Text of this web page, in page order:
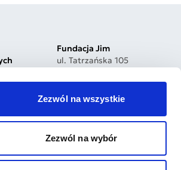
Zezwól na wszystkie
Zezwól na wybór
Fundacja Jim
ul. Tatrzańska 105
Nr konta:
03 1030 1999 7750 0000
Bądź na bieżąco